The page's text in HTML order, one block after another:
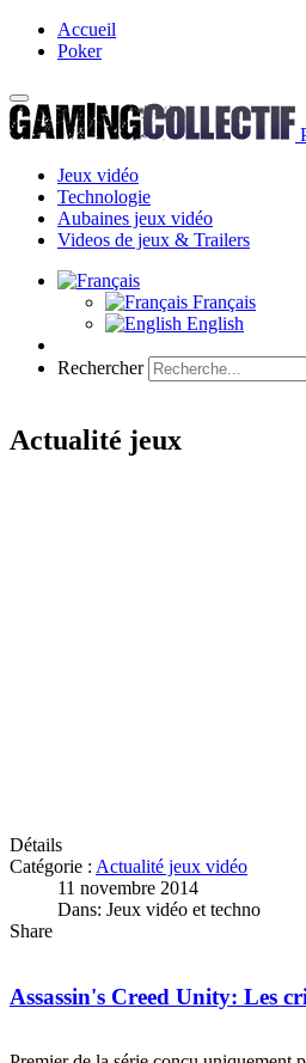
Accueil
Poker
Jeux vidéo
Technologie
Aubaines jeux vidéo
Videos de jeux & Trailers
Français
English
Rechercher
Actualité jeux
Détails
Catégorie : Actualité jeux vidéo
11 novembre 2014
Dans: Jeux vidéo et techno
Share
Assassin's Creed Unity: Les